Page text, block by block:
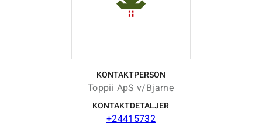
KONTAKTPERSON
Toppii ApS v/Bjarne
KONTAKTDETALJER
+24415732